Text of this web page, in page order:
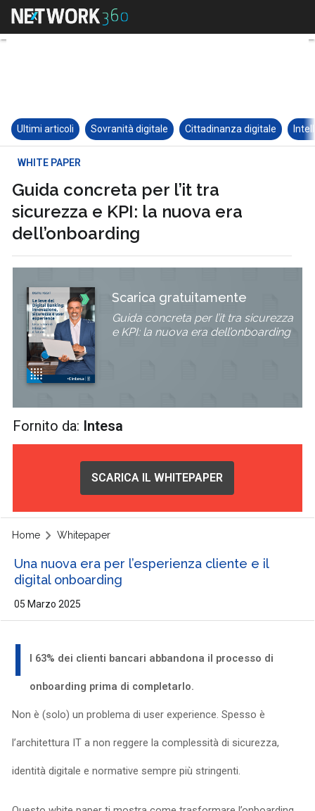
Ultimi articoli Sovranità digitale Cittadinanza digitale
WHITE PAPER
Guida concreta per l’it tra
sicurezza e KPI: la nuova era
dell’onboarding
Scarica gratuitamente
Guida concreta per l’it tra sicurezza
e KPI: la nuova era dell’onboarding
Fornito da: Intesa
SCARICA IL WHITEPAPER
Home Whitepaper
Una nuova era per l’esperienza cliente e il
digital onboarding
05 Marzo 2025
I l 63% dei clienti bancari abbandona il processo di
onboarding prima di completarlo.
Non è (solo) un problema di user experience. Spesso è
l’architettura IT a non reggere la complessità di sicurezza,
identità digitale e normative sempre più stringenti.